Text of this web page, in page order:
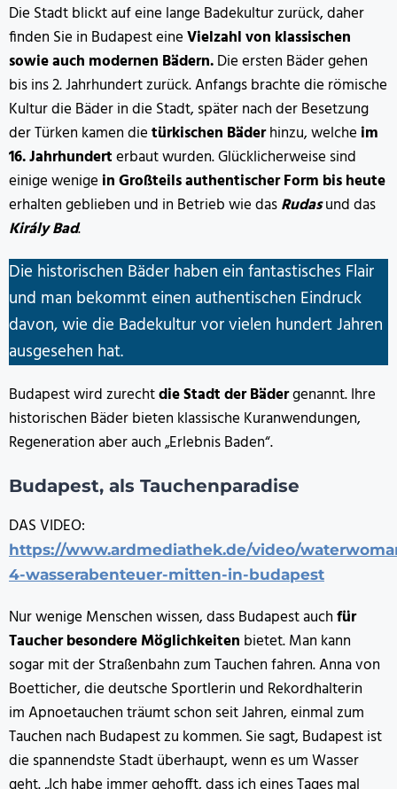
Die Stadt blickt auf eine lange Badekultur zurück, daher
finden Sie in Budapest eineVielzahl von klassischen
sowie auch modernen Bädern.Die ersten Bäder gehen
bis ins 2. Jahrhundert zurück. Anfangs brachte die römische
Kultur die Bäder in die Stadt, später nach der Besetzung
der Türken kamen dietürkischen Bäderhinzu, welche im
16. Jahrhunderterbaut wurden. Glücklicherweise sind
einige wenige in Großteils authentischer Form bis heute
erhalten geblieben und in Betrieb wie dasRudasund das
Király Bad.
Die historischen Bäder haben ein fantastisches Flair
und man bekommt einen authentischen Eindruck
davon, wie die Badekultur vor vielen hundert Jahren
ausgesehen hat.
Budapest wird zurechtdie Stadt der Bädergenannt. Ihre
historischen Bäder bieten klassische Kuranwendungen,
Regeneration aber auch „Erlebnis Baden“.
Budapest, als Tauchenparadise
DAS VIDEO:
https://www.ardmediathek.de/video/
4-wasserabenteuer-mitten-in-budapest
Nur wenige Menschen wissen, dass Budapest auchfür
Taucher besondere Möglichkeiten bietet. Man kann
sogar mit der Straßenbahn zum Tauchen fahren. Anna von
Boetticher, die deutsche Sportlerin und Rekordhalterin
im Apnoetauchen träumt schon seit Jahren, einmal zum
Tauchen nach Budapest zu kommen. Sie sagt, Budapest ist
die spannendste Stadt überhaupt, wenn es um Wasser